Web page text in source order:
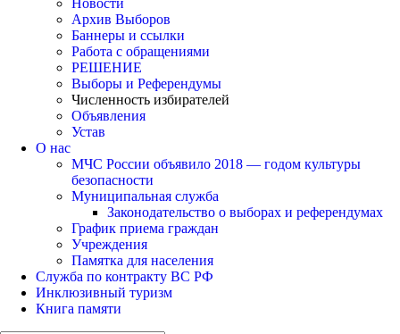
Архив Выборов
Баннеры и ссылки
Работа с обращениями
РЕШЕНИЕ
Выборы и Референдумы
Численность избирателей
Объявления
Устав
О нас
МЧС России объявило 2018 — годом культуры
безопасности
Муниципальная служба
Законодательство о выборах и референдумах
График приема граждан
Учреждения
Памятка для населения
Служба по контракту ВС РФ
Инклюзивный туризм
Книга памяти